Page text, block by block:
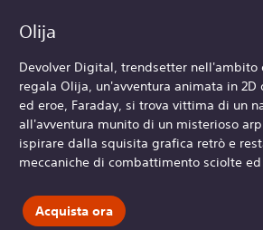
Olija
Devolver Digital, trendsetter nell'ambito
regala Olija, un'avventura animata in
ed eroe, Faraday, si trova vittima di un
all'avventura munito di un misterioso
ispirare dalla squisita grafica retrò e
meccaniche di combattimento sciolte
Acquista ora